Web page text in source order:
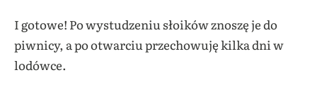
I gotowe! Po wystudzeniu słoików znoszę je do
piwnicy, a po otwarciu przechowuję kilka dni w
lodówce.